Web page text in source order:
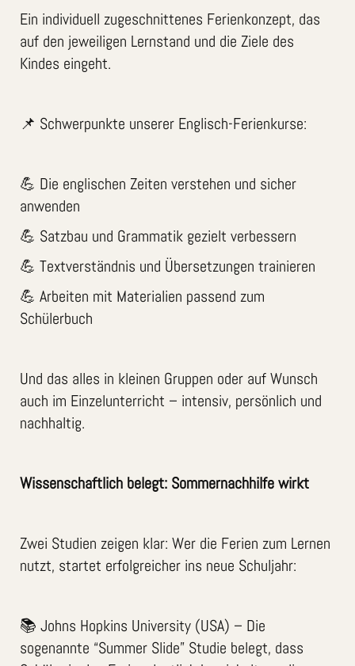
Ein individuell zugeschnittenes Ferienkonzept, das
auf den jeweiligen Lernstand und die Ziele des
Kindes eingeht.
📌 Schwerpunkte unserer Englisch-Ferienkurse:
💪 Die englischen Zeiten verstehen und sicher
anwenden
💪 Satzbau und Grammatik gezielt verbessern
💪 Textverständnis und Übersetzungen trainieren
💪 Arbeiten mit Materialien passend zum
Schülerbuch
Und das alles in kleinen Gruppen oder auf Wunsch
auch im Einzelunterricht – intensiv, persönlich und
nachhaltig.
Wissenschaftlich belegt: Sommernachhilfe wirkt
Zwei Studien zeigen klar: Wer die Ferien zum Lernen
nutzt, startet erfolgreicher ins neue Schuljahr:
📚 Johns Hopkins University (USA) – Die
sogenannte “Summer Slide” Studie belegt, dass